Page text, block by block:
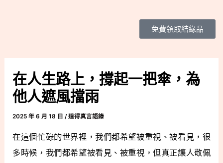
免費領取結緣品
在人生路上，撐起一把傘，為
他人遮風擋雨
2025 年 6 月 18 日/道得真言語錄
在這個忙碌的世界裡，我們都希望被重視、被看見，很
多時候，我們都希望被看見、被重視，但真正讓人敬佩